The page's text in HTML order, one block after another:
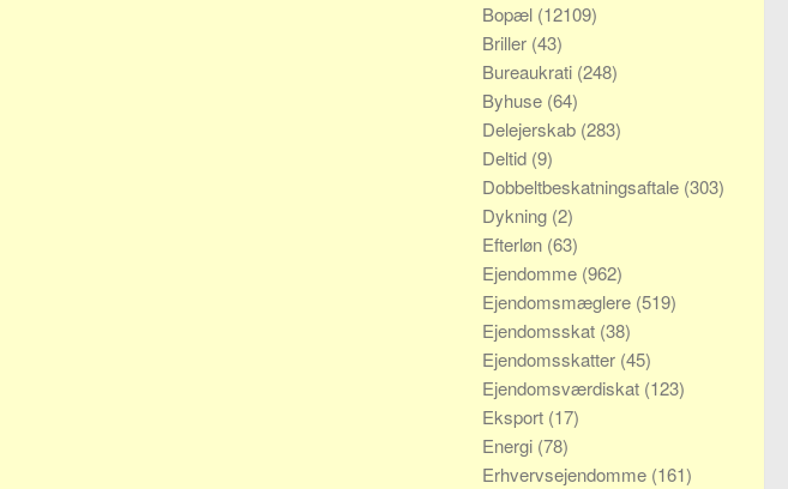
Bopæl (12109)
Briller (43)
Bureaukrati (248)
Byhuse (64)
Delejerskab (283)
Deltid (9)
Dobbeltbeskatningsaftale (303)
Dykning (2)
Efterløn (63)
Ejendomme (962)
Ejendomsmæglere (519)
Ejendomsskat (38)
Ejendomsskatter (45)
Ejendomsværdiskat (123)
Eksport (17)
Energi (78)
Erhvervsejendomme (161)